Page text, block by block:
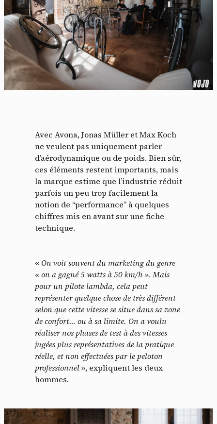
Avec Avona, Jonas Müller et Max Koch
ne veulent pas uniquement parler
d’aérodynamique ou de poids. Bien sûr,
ces éléments restent importants, mais
la marque estime que l’industrie réduit
parfois un peu trop facilement la
notion de “performance” à quelques
chiffres mis en avant sur une fiche
technique.
« On voit souvent du marketing du genre
« on a gagné 5 watts à 50 km/h ». Mais
pour un pilote lambda, cela peut
représenter quelque chose de très différent
selon que cette vitesse se situe dans sa zone
de confort… ou à sa limite. On a voulu
réaliser nos phases de test à des vitesses
jugées plus représentatives de la pratique
réelle, et non effectuées par le peloton
professionnel», expliquent les deux
hommes.